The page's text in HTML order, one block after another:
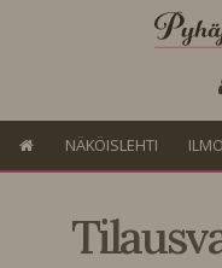
NÄKÖISLEHTI